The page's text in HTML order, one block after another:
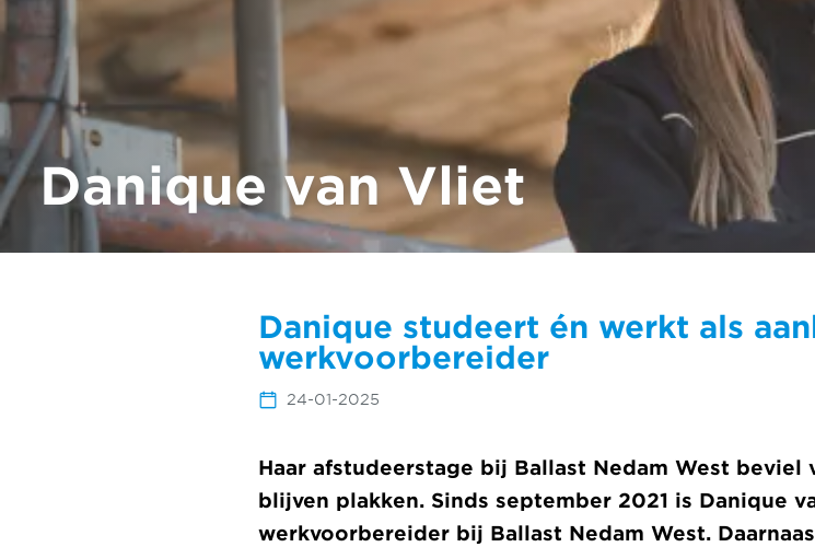
Danique van Vliet
Danique studeert én werkt als
werkvoorbereider
24-01-2025
Haar afstudeerstage bij Ballast Nedam West
blijven plakken. Sinds september 2021 is Danique
werkvoorbereider bij Ballast Nedam West.